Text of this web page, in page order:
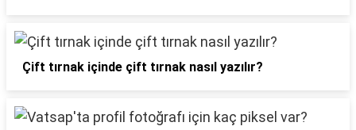
Çift tırnak içinde çift tırnak nasıl yazılır?